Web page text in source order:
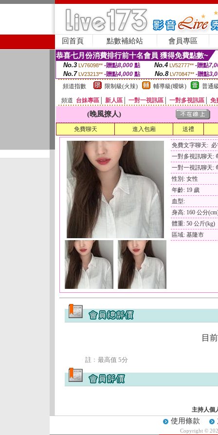
回首頁 點數補給站 會員專區
恭喜七月份消費排行前十名會員 獲得免費點數~
No.3 LV76098** -贈點8,000點 No.4 LV52777** -贈點
No.7 LV23213** -贈點4,000 點 No.8 LV70847** -贈點
頻道指數
限制級(火辣) 輔導級(曖昧) 普通
頻道 台妹專區 新人區 一對一視訊區 一對多視訊區 免
(晚風撩人)
免費聊天 進入包廂 送禮
免費文字聊天:
一對多視訊聊天:
一對一視訊聊天:
性別: 女性
年齡: 19 歲
血型:
身高: 160 公分
體重: 50 公斤(kg)
區域: 基隆市
目
註﹕最高值 5分
主持人個
使用條款
Copyright ©